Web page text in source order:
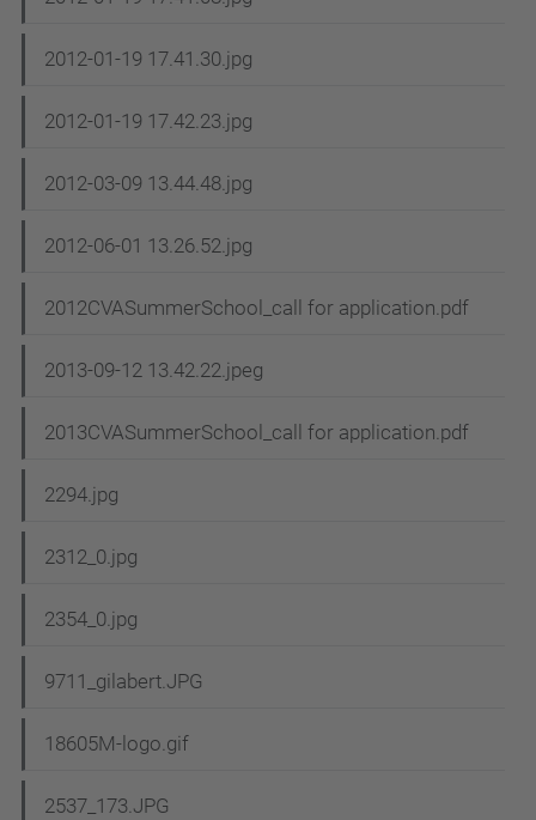
2012-01-19 17.41.30.jpg
2012-01-19 17.42.23.jpg
2012-03-09 13.44.48.jpg
2012-06-01 13.26.52.jpg
2012CVASummerSchool_call for application.pdf
2013-09-12 13.42.22.jpeg
2013CVASummerSchool_call for application.pdf
2294.jpg
2312_0.jpg
2354_0.jpg
9711_gilabert.JPG
18605M-logo.gif
2537_173.JPG